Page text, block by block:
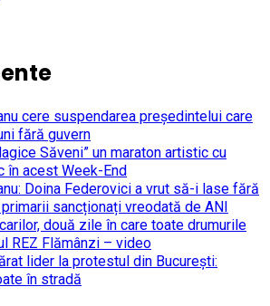
cere suspendarea președintelui care
fără guvern
Săveni” un maraton artistic cu
în acest Week-End
Doina Federovici a vrut să-i lase fără
sancționați vreodată de ANI
două zile în care toate drumurile
REZ Flămânzi – video
lider la protestul din București:
în stradă